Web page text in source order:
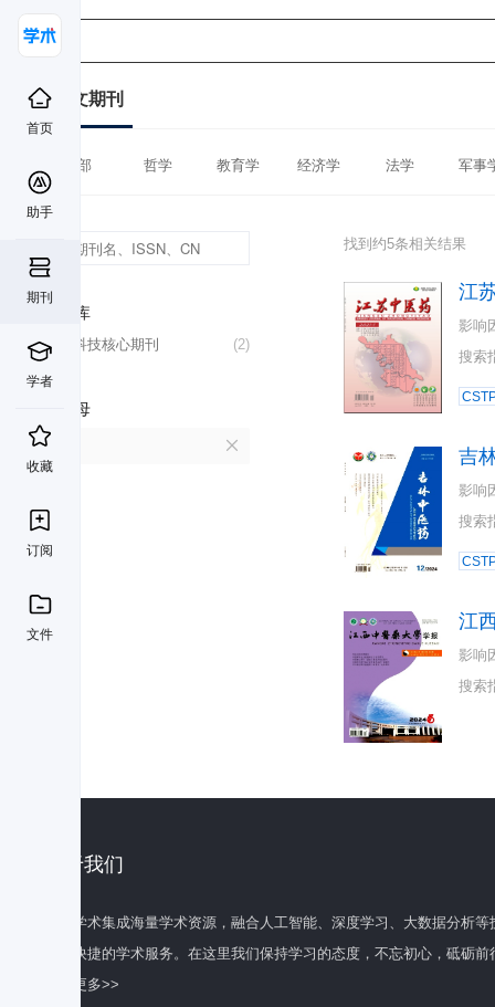
首页
助手
期刊
学者
收藏
订阅
文件
中文期刊
全部 哲学 教育学 经济学 法学 军事
数据库
(2)
中国科技核心期刊
首字母
找到约5条相关结果
江
影响
搜索
吉
影响
搜索
江
影响
搜索
关于我们
百度学术集成海量学术资源，融合人工智能、深度学习、大数据分析
全面快捷的学术服务。在这里我们保持学习的态度，不忘初心，砥砺前
了解更多>>